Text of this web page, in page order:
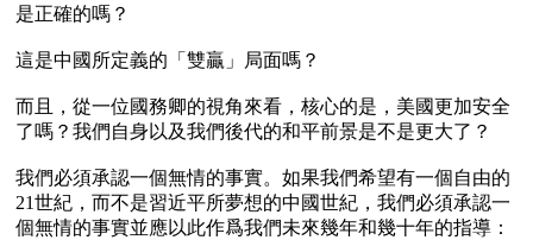
是正確的嗎？
這是中國所定義的「雙贏」局面嗎？
而且，從一位國務卿的視角來看，核心的是，美國更加安全
了嗎？我們自身以及我們後代的和平前景是不是更大了？
我們必須承認一個無情的事實。如果我們希望有一個自由的
21世紀，而不是習近平所夢想的中國世紀，我們必須承認一
個無情的事實並應以此作爲我們未來幾年和幾十年的指導：